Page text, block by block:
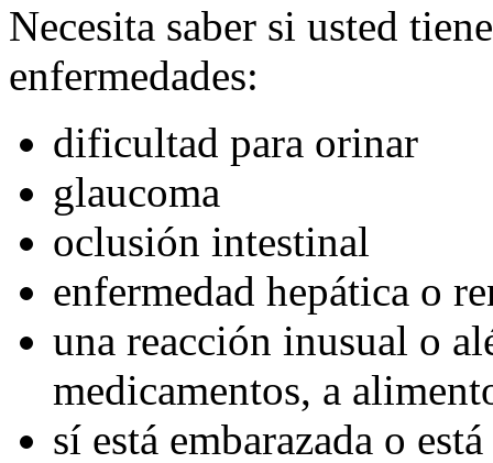
Necesita saber si usted
enfermedades:
dificultad para orinar
glaucoma
oclusión intestinal
enfermedad hepática o
una reacción inusual o
medicamentos, a
sí está embarazada o